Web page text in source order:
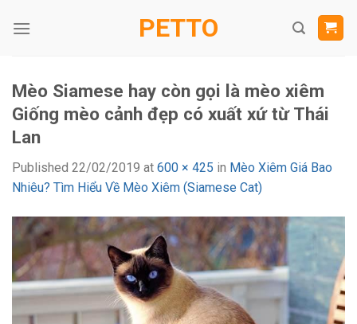
PETTO
Mèo Siamese hay còn gọi là mèo xiêm
Giống mèo cảnh đẹp có xuất xứ từ Thái
Lan
Published 22/02/2019 at 600 × 425 in Mèo Xiêm Giá Bao
Nhiêu? Tìm Hiểu Về Mèo Xiêm (Siamese Cat)